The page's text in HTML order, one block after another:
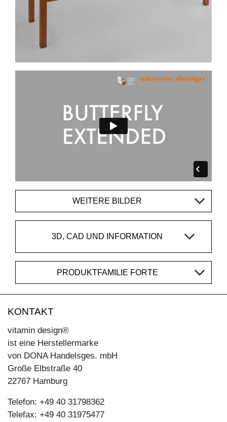
WEITERE BILDER
3D, CAD UND INFORMATION
PRODUKTFAMILIE FORTE
KONTAKT
vitamin design®
ist eine Herstellermarke
von DONA Handelsges. mbH
Große Elbstraße 40
22767 Hamburg
Telefon: +49 40 31798362
Telefax: +49 40 31975477